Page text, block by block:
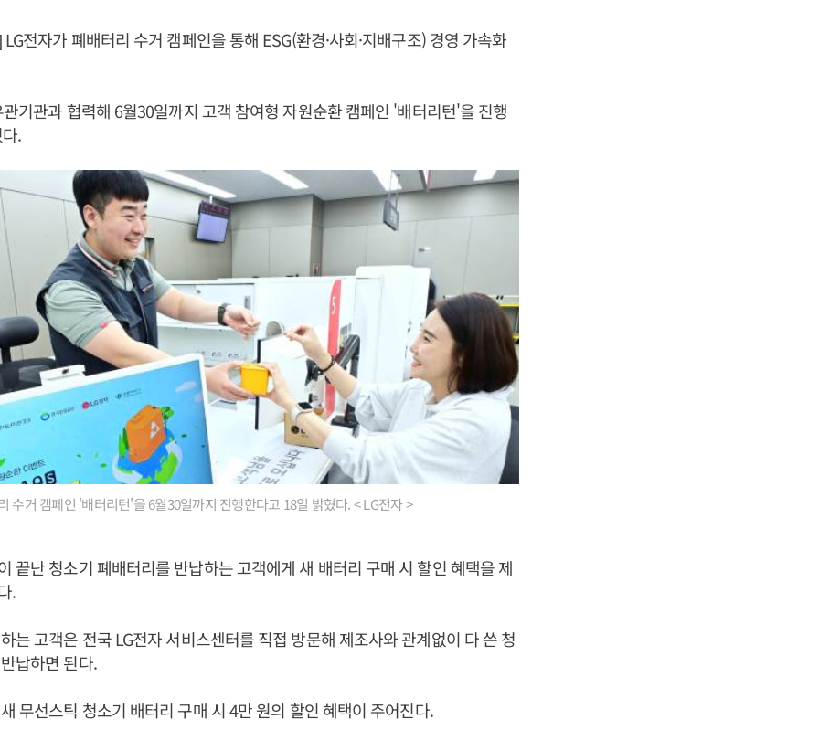
전자가 폐배터리 수거 캠페인을 통해 ESG(환경·사회·지배구조) 경영 가속화
관기관과 협력해 6월30일까지 고객 참여형 자원순환 캠페인 '배터리턴'을 진행
.
수거 캠페인 '배터리턴'을 6월30일까지 진행한다고 18일 밝혔다. < LG전자 >
끝난 청소기 폐배터리를 반납하는 고객에게 새 배터리 구매 시 할인 혜택을 제
.
는 고객은 전국 LG전자 서비스센터를 직접 방문해 제조사와 관계없이 다 쓴 청
납하면 된다.
무선스틱 청소기 배터리 구매 시 4만 원의 할인 혜택이 주어진다.